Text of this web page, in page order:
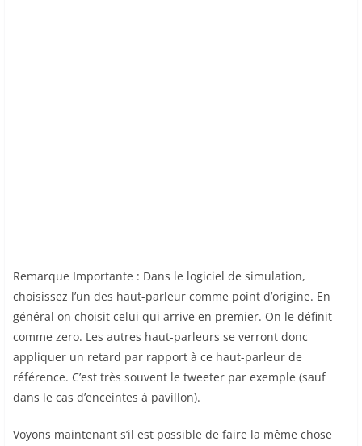
Remarque Importante : Dans le logiciel de simulation,
choisissez l’un des haut-parleur comme point d’origine. En
général on choisit celui qui arrive en premier. On le définit
comme zero. Les autres haut-parleurs se verront donc
appliquer un retard par rapport à ce haut-parleur de
référence. C’est très souvent le tweeter par exemple (sauf
dans le cas d’enceintes à pavillon).
Voyons maintenant s’il est possible de faire la même chose